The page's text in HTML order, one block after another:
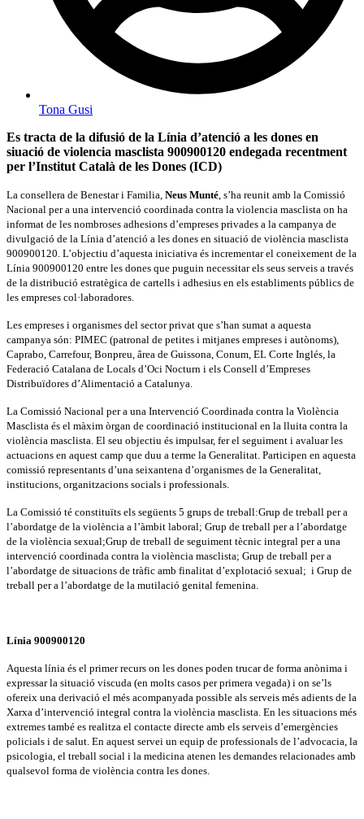
Tona Gusi
Es tracta de la difusió de la Línia d’atenció a les dones en
siuació de violencia masclista 900900120 endegada recentment
per l’Institut Català de les Dones (ICD)
La consellera de Benestar i Familia, Neus Munté, s’ha reunit amb la Comissió
Nacional per a una intervenció coordinada contra la violencia masclista on ha
informat de les nombroses adhesions d’empreses privades a la campanya de
divulgació de la Línia d’atenció a les dones en situació de violència masclista
900900120. L’objectiu d’aquesta iniciativa és incrementar el coneixement de la
Línia 900900120 entre les dones que puguin necessitar els seus serveis a través
de la distribució estratègica de cartells i adhesius en els establiments públics de
les empreses col·laboradores.
Les empreses i organismes del sector privat que s’han sumat a aquesta
campanya són: PIMEC (patronal de petites i mitjanes empreses i autònoms),
Caprabo, Carrefour, Bonpreu, ârea de Guissona, Conum, EL Corte Inglés, la
Federació Catalana de Locals d’Oci Nocturn i els Consell d’Empreses
Distribuïdores d’Alimentació a Catalunya.
La Comissió Nacional per a una Intervenció Coordinada contra la Violència
Masclista és el màxim òrgan de coordinació institucional en la lluita contra la
violència masclista. El seu objectiu és impulsar, fer el seguiment i avaluar les
actuacions en aquest camp que duu a terme la Generalitat. Participen en aquesta
comissió representants d’una seixantena d’organismes de la Generalitat,
institucions, organitzacions socials i professionals.
La Comissió té constituïts els següents 5 grups de treball:Grup de treball per a
l’abordatge de la violència a l’àmbit laboral; Grup de treball per a l’abordatge
de la violència sexual;Grup de treball de seguiment tècnic integral per a una
intervenció coordinada contra la violència masclista; Grup de treball per a
l’abordatge de situacions de tràfic amb finalitat d’explotació sexual; i Grup de
treball per a l’abordatge de la mutilació genital femenina.
Línia 900900120
Aquesta línia és el primer recurs on les dones poden trucar de forma anònima i
expressar la situació viscuda (en molts casos per primera vegada) i on se’ls
ofereix una derivació el més acompanyada possible als serveis més adients de la
Xarxa d’intervenció integral contra la violència masclista. En les situacions més
extremes també es realitza el contacte directe amb els serveis d’emergències
policials i de salut. En aquest servei un equip de professionals de l’advocacia, la
psicologia, el treball social i la medicina atenen les demandes relacionades amb
qualsevol forma de violència contra les dones.